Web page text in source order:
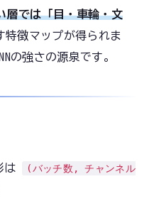
層では「目・車輪・文
特徴マップが得られま
の強さの源泉です。
は
(バッチ数, チャンネル